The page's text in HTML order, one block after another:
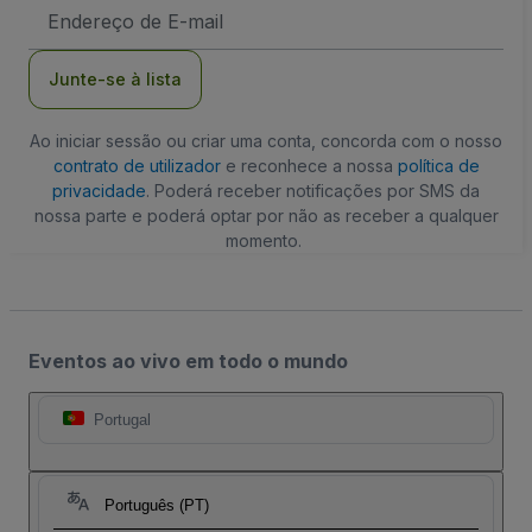
de
Junte-se à lista
Ao iniciar sessão ou criar uma conta, concorda com o nosso
contrato de utilizadore reconhece a nossa política de
privacidade. Poderá receber notificações por SMS da
nossa parte e poderá optar por não as receber a qualquer
momento.
Eventos ao vivo em todo o mundo
Portugal
Português (PT)